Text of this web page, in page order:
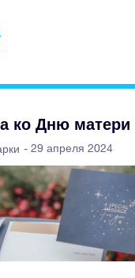
ко Дню матери
- 29 апреля 2024